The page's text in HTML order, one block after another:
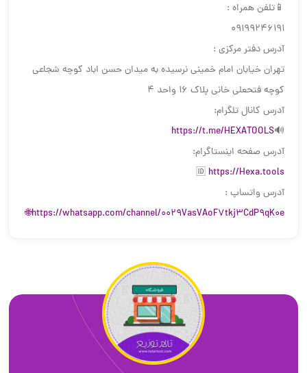
📱تلفن همراه :
09199246191
آدرس دفتر مرکزی :
تهران خیابان امام خمینی نرسیده به میدان حسن اباد کوچه شجاعی
کوچه فتحعلی خانی پلاک ۱۶ واحد ۴
آدرس کانال تلگرام:
‏🔊
https://t.me/HEXATOOLS
آدرس صفحه اینستاگرام:
https://Hexa.tools
آدرس واتساپ :
https://whatsapp.com/channel/0029VasVAoF7tkj3CdP9qK0e🌐